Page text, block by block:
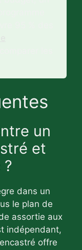
un
et
dans un
le plan de
assortie aux
indépendant,
offre